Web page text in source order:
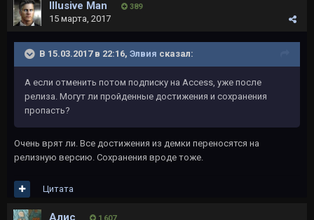
Illusive Man 389
15 марта, 2017
В 15.03.2017 в 22:16, Элвия сказал:
А если отменить потом подписку на Access, уже после
релиза. Могут ли пройденные достижения и сохранения
пропасть?
Очень врят ли. Все достижения из демки переносятся на
релизную версию. Сохранения вроде тоже.
Цитата
Алис